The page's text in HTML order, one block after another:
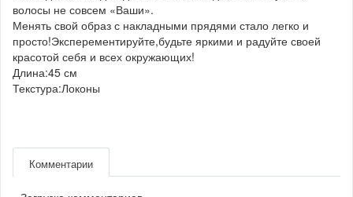
волосы не совсем «Ваши».
Менять свой образ с накладными прядями стало легко и
просто!Эксперементируйте,будьте яркими и радуйте своей
красотой себя и всех окружающих!
Длина:45 см
Текстура:Локоны
Комментарии